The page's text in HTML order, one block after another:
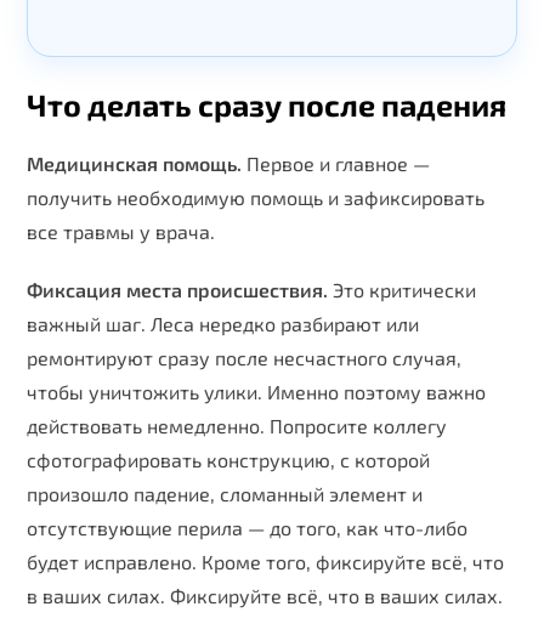
Что делать сразу после падения
Медицинская помощь. Первое и главное —
получить необходимую помощь и зафиксировать
все травмы у врача.
Фиксация места происшествия.Это критически
важный шаг. Леса нередко разбирают или
ремонтируют сразу после несчастного случая,
чтобы уничтожить улики. Именно поэтому важно
действовать немедленно. Попросите коллегу
сфотографировать конструкцию, с которой
произошло падение, сломанный элемент и
отсутствующие перила — до того, как что-либо
будет исправлено. Кроме того, фиксируйте всё, что
в ваших силах. Фиксируйте всё, что в ваших силах.